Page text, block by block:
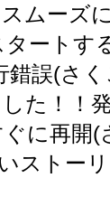
ムーズ
ートす
誤(さ
た！！
に再開
ストー